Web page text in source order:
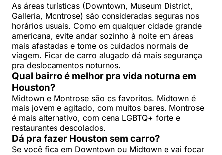
As áreas turísticas (Downtown, Museum District,
Galleria, Montrose) são consideradas seguras nos
horários usuais. Como em qualquer cidade grande
americana, evite andar sozinho à noite em áreas
mais afastadas e tome os cuidados normais de
viagem. Ficar de carro alugado dá mais segurança
pra deslocamentos noturnos.
Qual bairro é melhor pra vida noturna em
Houston?
Midtown e Montrose são os favoritos. Midtown é
mais jovem e agitado, com muitos bares. Montrose
é mais alternativo, com cena LGBTQ+ forte e
restaurantes descolados.
Dá pra fazer Houston sem carro?
Se você fica em Downtown ou Midtown e vai focar